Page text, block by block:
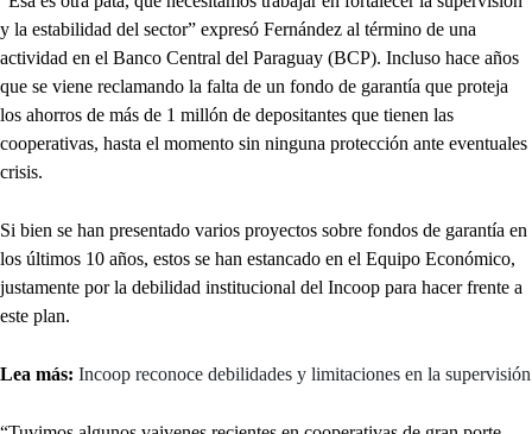
y la estabilidad del sector” expresó Fernández al término de una
actividad en el Banco Central del Paraguay (BCP). Incluso hace años
que se viene reclamando la falta de un fondo de garantía que proteja
los ahorros de más de 1 millón de depositantes que tienen las
cooperativas, hasta el momento sin ninguna protección ante eventuales
crisis.
Si bien se han presentado varios proyectos sobre fondos de garantía en
los últimos 10 años, estos se han estancado en el Equipo Económico,
justamente por la debilidad institucional del Incoop para hacer frente a
este plan.
Lea más: Incoop reconoce debilidades y limitaciones en la supervisión